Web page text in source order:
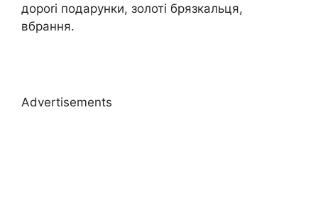
дороrі подарунки, золоті брязкальця,
вбрання.
Advertisements